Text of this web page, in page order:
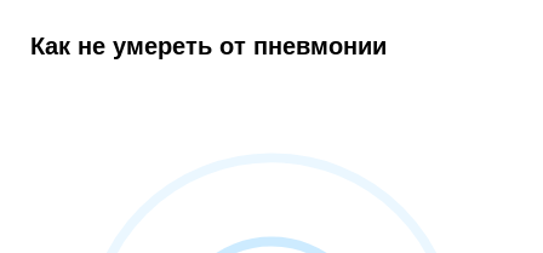
Как не умереть от пневмонии